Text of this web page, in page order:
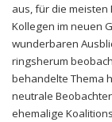
aus, für die
Kollegen im neuen
wunderbaren
ringsherum
behandelte Thema
neutrale
ehemalige